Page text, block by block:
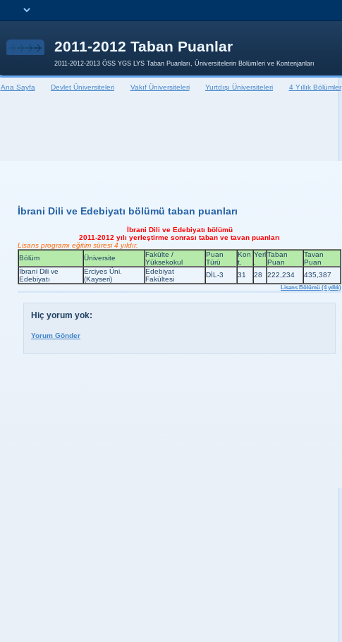
2011-2012 Taban Puanlar
2011-2012-2013 ÖSS YGS LYS Taban Puanları, Üniversitelerin Bölümleri ve Kontenjanları
Ana Sayfa Devlet Üniversiteleri Vakıf Üniversiteleri Yurtdışı Üniversiteleri 4 Yıllık Bölümler
İbrani Dili ve Edebiyatı bölümü taban puanları
İbrani Dili ve Edebiyatı bölümü
2011-2012 yılı yerleştirme sonrası taban ve tavan puanları
Lisans programı eğitim süresi 4 yıldır.
Bölüm
Üniversite
Fakülte /
Yüksekokul
Puan
Türü
Kon
t.
YerlTaban
Puan
Tavan
Puan
İbrani Dili ve
Edebiyatı
Erciyes Üni.
(Kayseri)
Edebiyat
Fakültesi
DİL-3 31 28 222,234 435,387
Lisans Bölümü (4 yıllık)
Hiç yorum yok:
Yorum Gönder